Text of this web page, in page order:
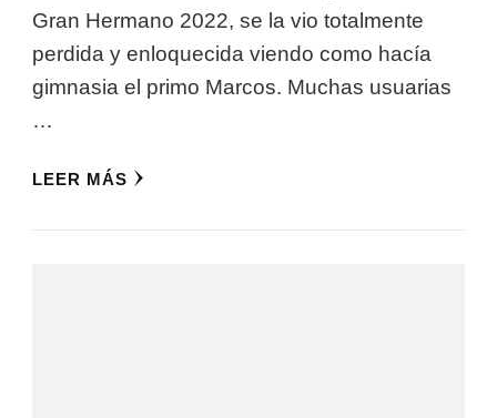
Gran Hermano 2022, se la vio totalmente
perdida y enloquecida viendo como hacía
gimnasia el primo Marcos. Muchas usuarias
…
LEER MÁS